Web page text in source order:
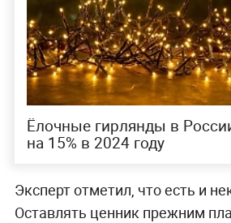
Ёлочные гирлянды в
на 15% в 2024 году
Эксперт отметил, что есть и
Оставлять ценник прежним